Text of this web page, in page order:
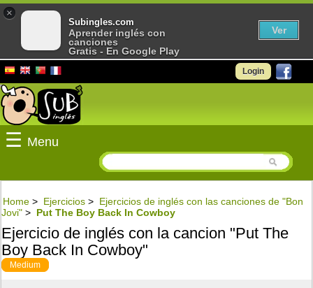
Login
☰ Menu
Home > Ejercicios > Ejercicios de inglés con las canciones de "Bon
Jovi" > Put The Boy Back In Cowboy
Ejercicio de inglés con la cancion "Put The
Boy Back In Cowboy"
Medium
×
Subingles.com
Aprender inglés con
canciones
Gratis - En Google Play
Ver